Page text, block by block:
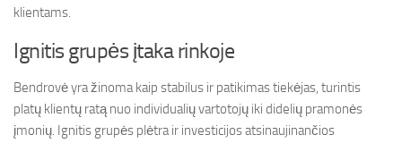
klientams.
Ignitis grupės įtaka rinkoje
Bendrovė yra žinoma kaip stabilus ir patikimas tiekėjas, turintis
platų klientų ratą nuo individualių vartotojų iki didelių pramonės
įmonių. Ignitis grupės plėtra ir investicijos atsinaujinančios